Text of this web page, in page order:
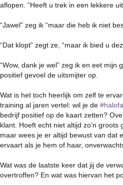
aflopen. “Heeft u trek in een lekkere
“Jawel” zeg ik “maar die heb ik niet
“Dat klopt” zegt ze, “maar ik bied u
“Wow, dank je wel” zeg ik en eet mijn
positief gevoel de uitsmijter op.
Wat is het toch heerlijk om zelf te
training al jaren vertel: wil je de
bedrijf positief op de kaart zetten?
klant. Hoeft echt niet altijd zo’n groots
maar wees je er altijd bewust van dat
ervaart als je hem of haar,
Wat was de laatste keer dat jij de
overtroffen? En wat was hiervan het